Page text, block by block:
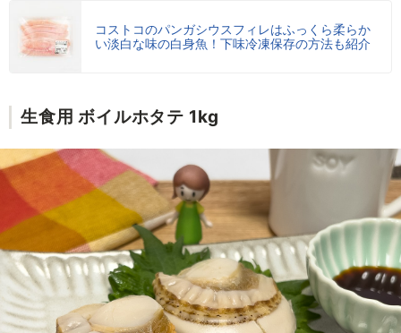
コストコのパンガシウスフィレはふっくら柔らか
い淡白な味の白身魚！下味冷凍保存の方法も紹介
生食用 ボイルホタテ 1kg